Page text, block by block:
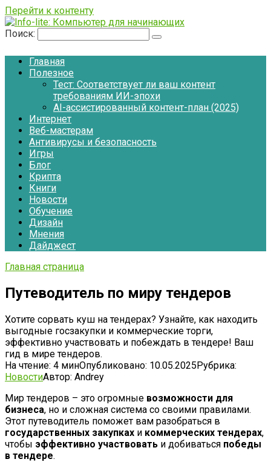
Перейти к контенту
Поиск:
Главная
Полезное
Тест: Соответствует ли ваш контент
требованиям ИИ-эпохи
AI-ассистированный контент-план (2025)
Интернет
Веб-мастерам
Антивирусы и безопасность
Игры
Блог
Крипта
Книги
Новости
Обучение
Дизайн
Мнения
Дайджест
Главная страница
Путеводитель по миру тендеров
Хотите сорвать куш на тендерах? Узнайте, как находить
выгодные госзакупки и коммерческие торги,
эффективно участвовать и побеждать в тендере! Ваш
гид в мире тендеров.
На чтение: 4 минОпубликовано: 10.05.2025Рубрика:
НовостиАвтор: Andrey
Мир тендеров – это огромные возможности для
бизнеса, но и сложная система со своими правилами.
Этот путеводитель поможет вам разобраться в
государственных закупках и коммерческих тендерах,
чтобы эффективно участвовать и добиваться победы
в тендере.